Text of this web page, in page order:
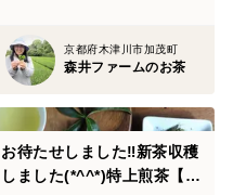
京都府木津川市加茂町
森井ファームのお茶
お待たせしました‼新茶収穫
しました(*^^*)特上煎茶【月